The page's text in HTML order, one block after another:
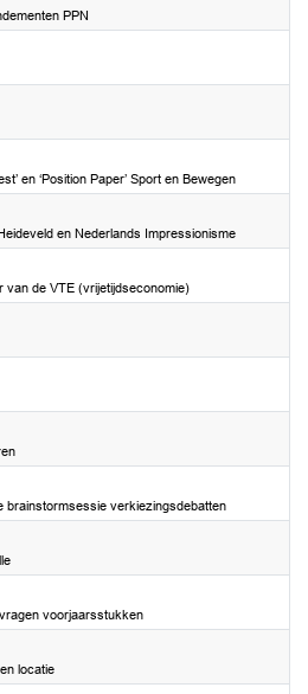
PPN
en ‘Position Paper’ Sport en Bewegen
en Nederlands Impressionisme
van de VTE (vrijetijdseconomie)
brainstormsessie verkiezingsdebatten
voorjaarsstukken
locatie